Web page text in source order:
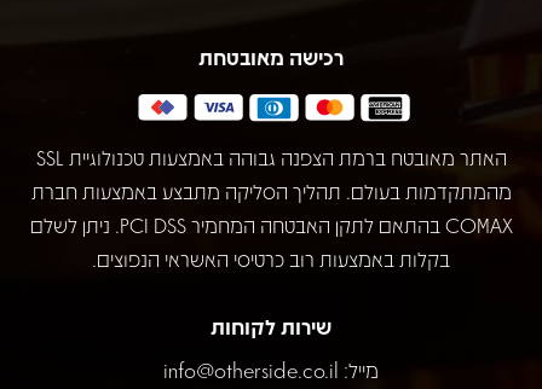
רכישה מאובטחת
האתר מאובטח ברמת הצפנה גבוהה באמצעות טכנולוגיית SSL
מהמתקדמות בעולם. תהליך הסליקה מתבצע באמצעות חברת
COMAX בהתאם לתקן האבטחה המחמיר PCI DSS. ניתן לשלם
בקלות באמצעות רוב כרטיסי האשראי הנפוצים.
שירות לקוחות
מייל: info@otherside.co.il